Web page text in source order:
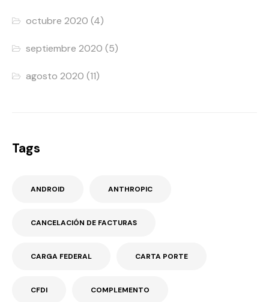
octubre 2020 (4)
septiembre 2020 (5)
agosto 2020 (11)
Tags
ANDROID ANTHROPIC
CANCELACIÓN DE FACTURAS
CARGA FEDERAL CARTA PORTE
CFDI COMPLEMENTO